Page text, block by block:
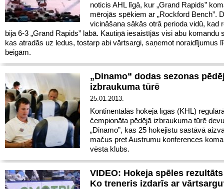
noticis AHL līgā, kur „Grand Rapids”
mērojās spēkiem ar „Rockford Bench”.
vicināšana sākās otrā perioda vidū, kad
bija 6-3 „Grand Rapids” labā. Kautiņā iesaistījās visi abu komandu
kas atradās uz ledus, tostarp abi vārtsargi, saņemot noraidījumus
beigām.
„Dinamo” dodas sezonas
izbraukuma tūrē
25.01.2013.
Kontinentālās hokeja līgas (KHL)
čempionāta pēdējā izbraukuma tūrē
„Dinamo”, kas 25 hokejistu sastāvā
mačus pret Austrumu konferences
vēsta klubs.
VIDEO: Hokeja spēles
Ko treneris izdarīs ar